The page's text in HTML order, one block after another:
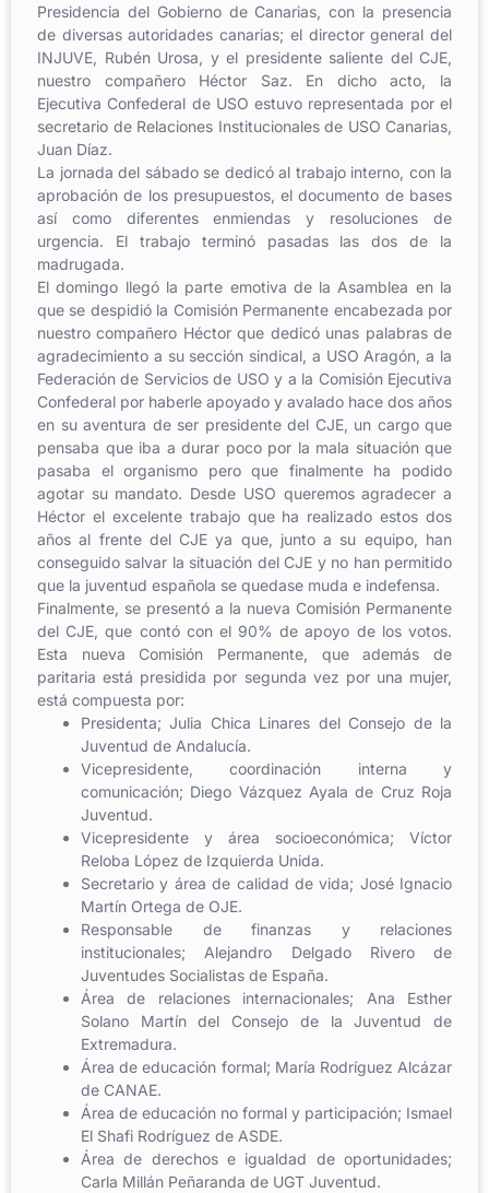
Presidencia del Gobierno de Canarias, con la presencia
de diversas autoridades canarias; el director general del
INJUVE, Rubén Urosa, y el presidente saliente del CJE,
nuestro compañero Héctor Saz. En dicho acto, la
Ejecutiva Confederal de USO estuvo representada por el
secretario de Relaciones Institucionales de USO Canarias,
Juan Díaz.
La jornada del sábado se dedicó al trabajo interno, con la
aprobación de los presupuestos, el documento de bases
así como diferentes enmiendas y resoluciones de
urgencia. El trabajo terminó pasadas las dos de la
madrugada.
El domingo llegó la parte emotiva de la Asamblea en la
que se despidió la Comisión Permanente encabezada por
nuestro compañero Héctor que dedicó unas palabras de
agradecimiento a su sección sindical, a USO Aragón, a la
Federación de Servicios de USO y a la Comisión Ejecutiva
Confederal por haberle apoyado y avalado hace dos años
en su aventura de ser presidente del CJE, un cargo que
pensaba que iba a durar poco por la mala situación que
pasaba el organismo pero que finalmente ha podido
agotar su mandato. Desde USO queremos agradecer a
Héctor el excelente trabajo que ha realizado estos dos
años al frente del CJE ya que, junto a su equipo, han
conseguido salvar la situación del CJE y no han permitido
que la juventud española se quedase muda e indefensa.
Finalmente, se presentó a la nueva Comisión Permanente
del CJE, que contó con el 90% de apoyo de los votos.
Esta nueva Comisión Permanente, que además de
paritaria está presidida por segunda vez por una mujer,
está compuesta por:
Presidenta; Julia Chica Linares del Consejo de la
Juventud de Andalucía.
Vicepresidente, coordinación interna y
comunicación; Diego Vázquez Ayala de Cruz Roja
Juventud.
Vicepresidente y área socioeconómica; Víctor
Reloba López de Izquierda Unida.
Secretario y área de calidad de vida; José Ignacio
Martín Ortega de OJE.
Responsable de finanzas y relaciones
institucionales; Alejandro Delgado Rivero de
Juventudes Socialistas de España.
Área de relaciones internacionales; Ana Esther
Solano Martín del Consejo de la Juventud de
Extremadura.
Área de educación formal; María Rodríguez Alcázar
de CANAE.
Área de educación no formal y participación; Ismael
El Shafi Rodríguez de ASDE.
Área de derechos e igualdad de oportunidades;
Carla Millán Peñaranda de UGT Juventud.